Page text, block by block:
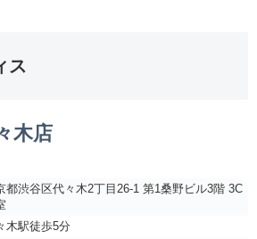
ス
木店
都渋谷区代々木2丁目26-1 第1桑野ビル3階 3C
木駅徒歩5分